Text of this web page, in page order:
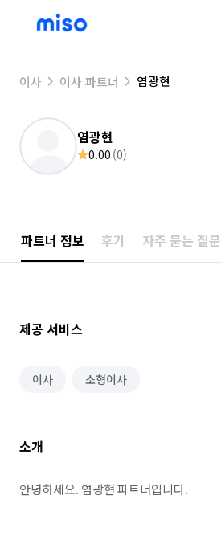
이사 이사 파트너 염광현
염광현
0.00 (0)
파트너 정보 후기 자주 묻는 질문
제공 서비스
이사 소형이사
소개
안녕하세요. 염광현 파트너입니다.